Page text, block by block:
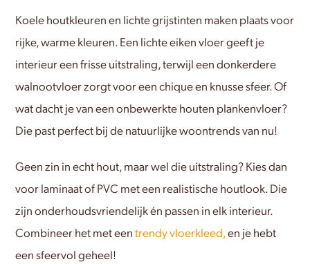
Koele houtkleuren en lichte grijstinten maken plaats voor
rijke, warme kleuren. Een lichte eiken vloer geeft je
interieur een frisse uitstraling, terwijl een donkerdere
walnootvloer zorgt voor een chique en knusse sfeer. Of
wat dacht je van een onbewerkte houten plankenvloer?
Die past perfect bij de natuurlijke woontrends van nu!
Geen zin in echt hout, maar wel die uitstraling? Kies dan
voor laminaat of PVC met een realistische houtlook. Die
zijn onderhoudsvriendelijk én passen in elk interieur.
Combineer het met eentrendy vloerkleed,en je hebt
een sfeervol geheel!